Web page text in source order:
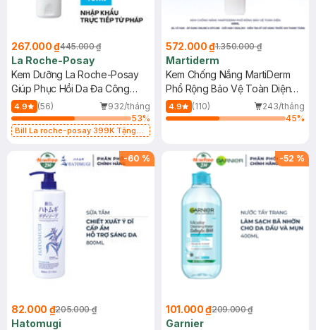
267.000 ₫445.000 ₫
La Roche-Posay
Kem Dưỡng La Roche-Posay
Giúp Phục Hồi Da Đa Công
Dụng 40ml
4.9 (56)
932/tháng
53%
Bill La roche-posay 399K Tặng
(SL có hạn)
572.000 ₫1.350.000 ₫
Martiderm
Kem Chống Nắng MartiDerm
Phổ Rộng Bảo Vệ Toàn Diện
40ml
4.9 (110)
243/tháng
45%
-60 %
82.000 ₫205.000 ₫
Hatomugi
-52 %
101.000 ₫209.000 ₫
Garnier